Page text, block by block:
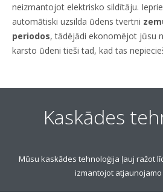
neizmantojot elektrisko sildītāju.
automātiski uzsilda ūdens tvertni
periodos, tādējādi ekonomējot jūsu
karsto ūdeni tieši tad, kad tas
Kaskādes
Mūsu kaskādes tehnoloģija ļauj ražot
izmantojot